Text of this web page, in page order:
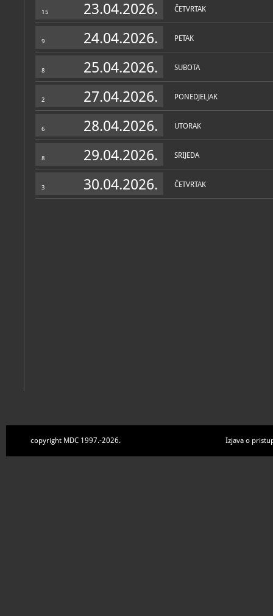
15 23.04.2026. ČETVRTAK
9 24.04.2026. PETAK
8 25.04.2026. SUBOTA
2 27.04.2026. PONEDJELJAK
6 28.04.2026. UTORAK
8 29.04.2026. SRIJEDA
3 30.04.2026. ČETVRTAK
copyright MDC 1997.-2026. Izjava o